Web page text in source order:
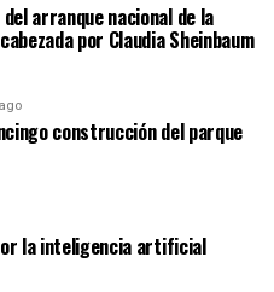
arranque nacional de la
por Claudia Sheinbaum
construcción del parque
la inteligencia artificial